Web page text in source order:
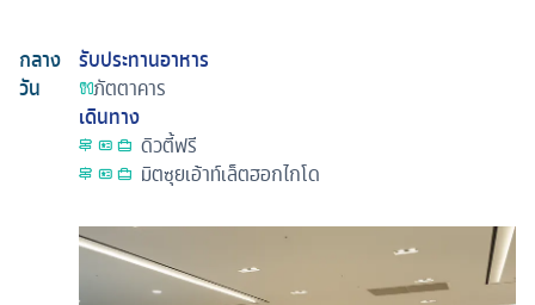
กลาง
วัน
รับประทานอาหาร
ภัตตาคาร
เดินทาง
ดิวตี้ฟรี
มิตซุยเอ้าท์เล็ตฮอกไกโด